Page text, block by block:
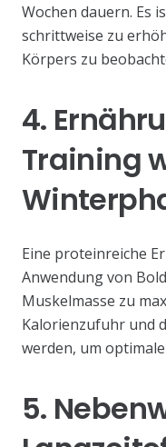
Wochen dauern. Es
schrittweise zu
Körpers zu
4.
Training
Eine proteinreiche
Anwendung von
Muskelmasse zu
Kalorienzufuhr und
werden, um
5.